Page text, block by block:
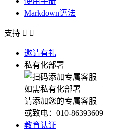
Markdown语法
支持  
邀请有礼
私有化部署
如需私有化部署
请添加您的专属客服
或致电：010-86393609
教育认证